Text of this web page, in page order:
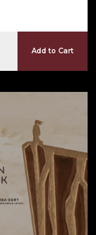
Add to Cart